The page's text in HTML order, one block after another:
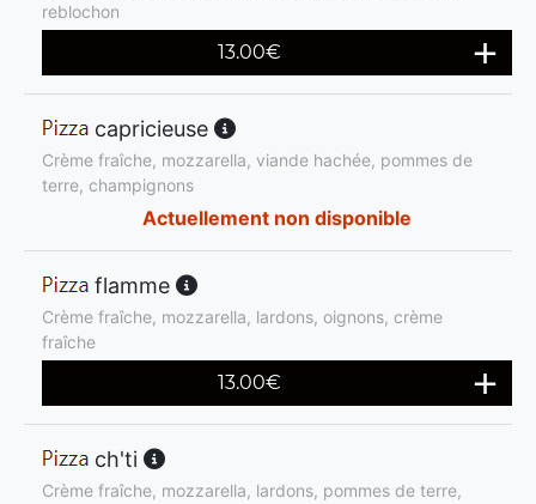
reblochon
13.00€
capricieuse
Crème fraîche, mozzarella, viande hachée, pommes de
terre, champignons
Actuellement non disponible
flamme
Crème fraîche, mozzarella, lardons, oignons, crème
fraîche
13.00€
ch'ti
Crème fraîche, mozzarella, lardons, pommes de terre,